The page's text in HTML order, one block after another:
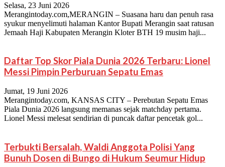
Selasa, 23 Juni 2026
Merangintoday.com,MERANGIN – Suasana haru dan penuh rasa
syukur menyelimuti halaman Kantor Bupati Merangin saat ratusan
Jemaah Haji Kabupaten Merangin Kloter BTH 19 musim haji...
Daftar Top Skor Piala Dunia 2026 Terbaru: Lionel
Messi Pimpin Perburuan Sepatu Emas
Jumat, 19 Juni 2026
Merangintoday.com, KANSAS CITY – Perebutan Sepatu Emas
Piala Dunia 2026 langsung memanas sejak matchday pertama.
Lionel Messi melesat sendirian di puncak daftar pencetak gol...
Terbukti Bersalah, Waldi Anggota Polisi Yang
Bunuh Dosen di Bungo di Hukum Seumur Hidup